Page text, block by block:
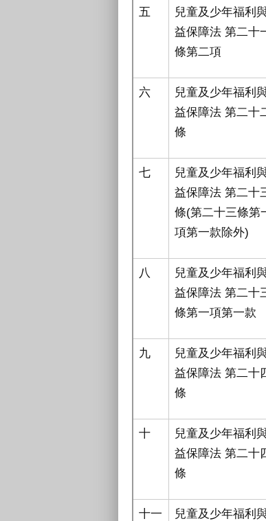
五
兒童及少年福利
益保障法 第二十
條第二項
六
兒童及少年福利
益保障法 第二十
條
七
兒童及少年福利
益保障法 第二十
條(第二十三條第
項第一款除外)
八
兒童及少年福利
益保障法 第二十
條第一項第一款
九
兒童及少年福利
益保障法 第二十
條
十
兒童及少年福利
益保障法 第二十
條
十一
兒童及少年福利